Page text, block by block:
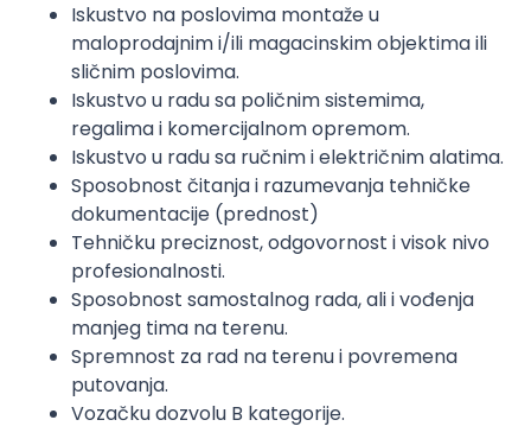
Iskustvo na poslovima montaže u
maloprodajnim i/ili magacinskim objektima ili
sličnim poslovima.
Iskustvo u radu sa poličnim sistemima,
regalima i komercijalnom opremom.
Iskustvo u radu sa ručnim i električnim alatima.
Sposobnost čitanja i razumevanja tehničke
dokumentacije (prednost)
Tehničku preciznost, odgovornost i visok nivo
profesionalnosti.
Sposobnost samostalnog rada, ali i vođenja
manjeg tima na terenu.
Spremnost za rad na terenu i povremena
putovanja.
Vozačku dozvolu B kategorije.